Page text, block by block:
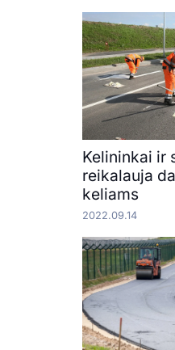
Kelininkai ir
reikalauja
keliams
2022.09.14